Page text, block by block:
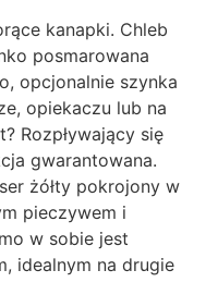
kanapki. Chleb
posmarowana
opcjonalnie szynka
opiekaczu lub na
Rozpływający się
gwarantowana.
żółty pokrojony w
pieczywem i
w sobie jest
idealnym na drugie